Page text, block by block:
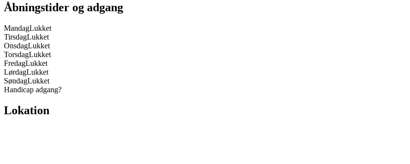
Åbningstider og adgang
MandagLukket
TirsdagLukket
OnsdagLukket
TorsdagLukket
FredagLukket
LørdagLukket
SøndagLukket
Handicap adgang?
Lokation